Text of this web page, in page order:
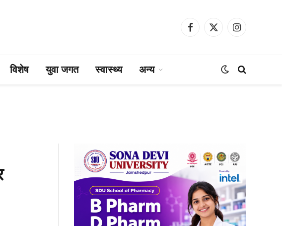
Facebook
X
Instagram
विशेष युवा जगत स्वास्थ्य अन्य